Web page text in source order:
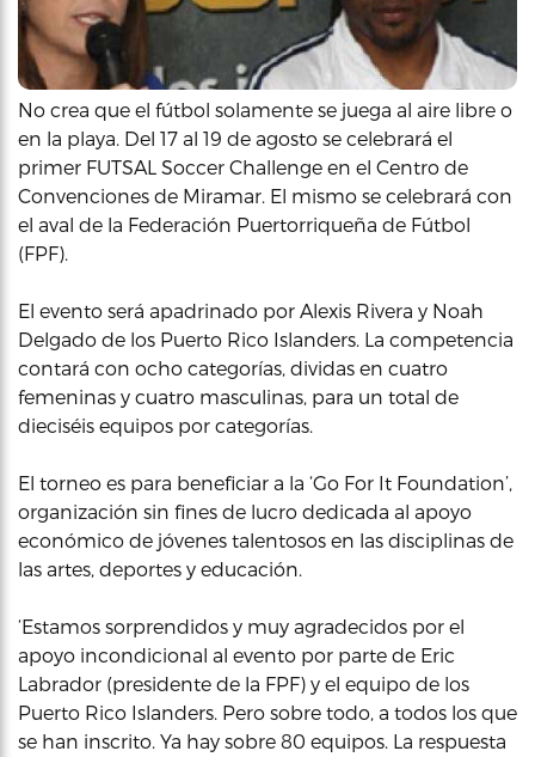
No crea que el fútbol solamente se juega al aire libre o
en la playa. Del 17 al 19 de agosto se celebrará el
primer FUTSAL Soccer Challenge en el Centro de
Convenciones de Miramar. El mismo se celebrará con
el aval de la Federación Puertorriqueña de Fútbol
(FPF).
El evento será apadrinado por Alexis Rivera y Noah
Delgado de los Puerto Rico Islanders. La competencia
contará con ocho categorías, dividas en cuatro
femeninas y cuatro masculinas, para un total de
dieciséis equipos por categorías.
El torneo es para beneficiar a la ‘Go For It Foundation’,
organización sin fines de lucro dedicada al apoyo
económico de jóvenes talentosos en las disciplinas de
las artes, deportes y educación.
‘Estamos sorprendidos y muy agradecidos por el
apoyo incondicional al evento por parte de Eric
Labrador (presidente de la FPF) y el equipo de los
Puerto Rico Islanders. Pero sobre todo, a todos los que
se han inscrito. Ya hay sobre 80 equipos. La respuesta